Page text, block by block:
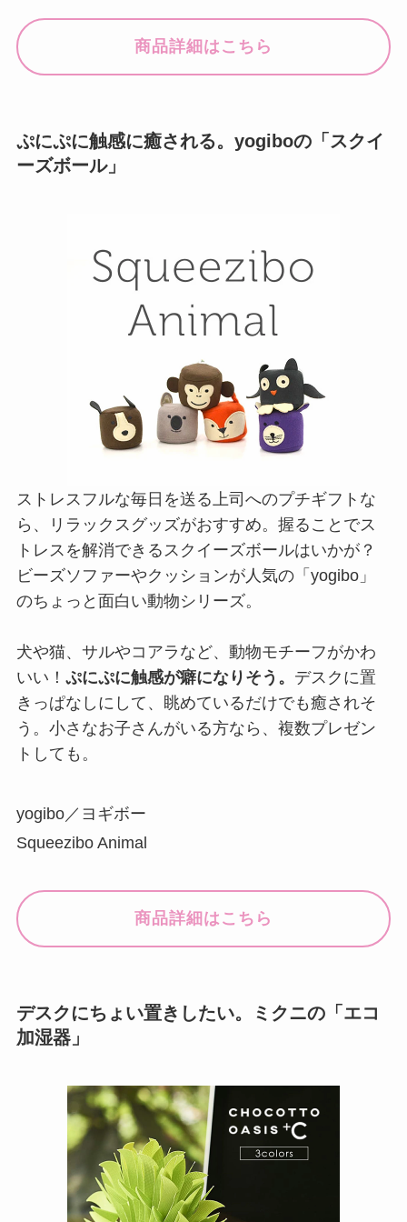
商品詳細はこちら
ぷにぷに触感に癒される。yogiboの「スクイ
ーズボール」
ストレスフルな毎日を送る上司へのプチギフトな
ら、リラックスグッズがおすすめ。握ることでス
トレスを解消できるスクイーズボールはいかが？
ビーズソファーやクッションが人気の「yogibo」
のちょっと面白い動物シリーズ。
犬や猫、サルやコアラなど、動物モチーフがかわ
いい！ ぷにぷに触感が癖になりそう。 デスクに置
きっぱなしにして、眺めているだけでも癒されそ
う。小さなお子さんがいる方なら、複数プレゼン
トしても。
yogibo／ヨギボー
Squeezibo Animal
商品詳細はこちら
デスクにちょい置きしたい。ミクニの「エコ
加湿器」